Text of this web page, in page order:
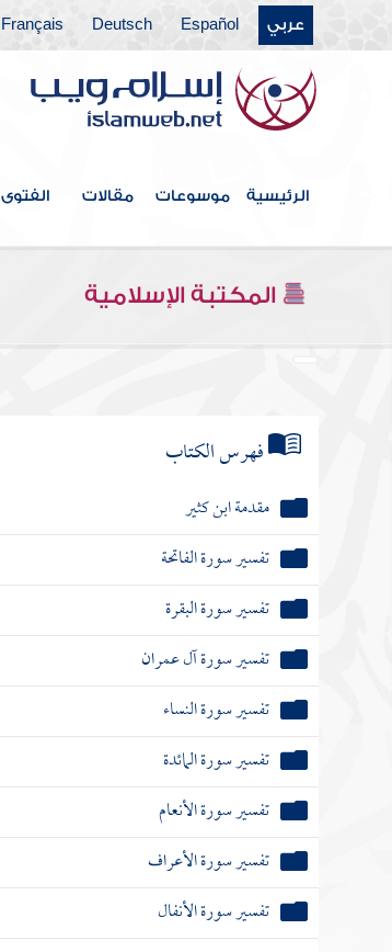
عربي Español
Deutsch
Français
الرئيسية موسوعات مقالات الفتوى
المكتبة الإسلامية
فهرس الكتاب
مقدمة ابن كثير
تفسير سورة الفاتحة
تفسير سورة البقرة
تفسير سورة آل عمران
تفسير سورة النساء
تفسير سورة المائدة
تفسير سورة الأنعام
تفسير سورة الأعراف
تفسير سورة الأنفال